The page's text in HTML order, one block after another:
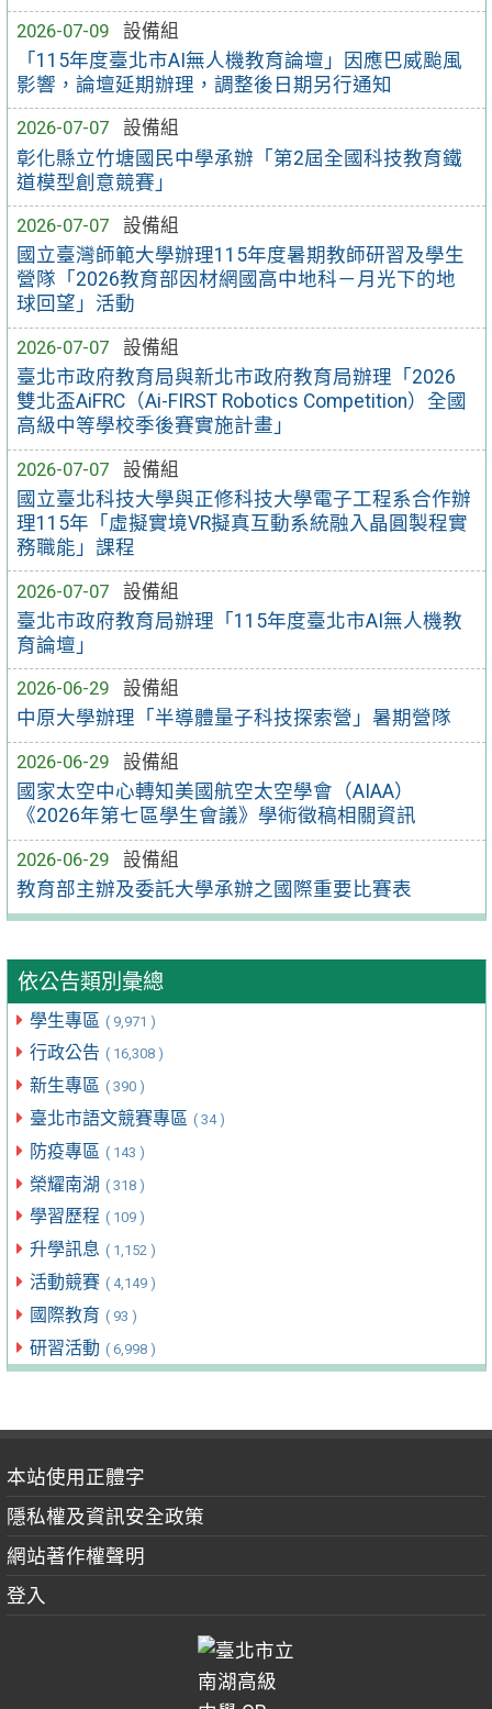
2026-07-09
設備組
「115年度臺北市AI無人機教育論壇」因應巴威颱風
影響，論壇延期辦理，調整後日期另行通知
2026-07-07
設備組
彰化縣立竹塘國民中學承辦「第2屆全國科技教育鐵
道模型創意競賽」
2026-07-07
設備組
國立臺灣師範大學辦理115年度暑期教師研習及學生
營隊「2026教育部因材網國高中地科－月光下的地
球回望」活動
2026-07-07
設備組
臺北市政府教育局與新北市政府教育局辦理「2026
雙北盃AiFRC（Ai-FIRST Robotics Competition）全國
高級中等學校季後賽實施計畫」
2026-07-07
設備組
國立臺北科技大學與正修科技大學電子工程系合作辦
理115年「虛擬實境VR擬真互動系統融入晶圓製程實
務職能」課程
2026-07-07
設備組
臺北市政府教育局辦理「115年度臺北市AI無人機教
育論壇」
2026-06-29
設備組
中原大學辦理「半導體量子科技探索營」暑期營隊
2026-06-29
設備組
國家太空中心轉知美國航空太空學會（AIAA）
《2026年第七區學生會議》學術徵稿相關資訊
2026-06-29
設備組
教育部主辦及委託大學承辦之國際重要比賽表
依公告類別彙總
學生專區 ( 9,971 )
行政公告 ( 16,308 )
新生專區 ( 390 )
臺北市語文競賽專區 ( 34 )
防疫專區 ( 143 )
榮耀南湖 ( 318 )
學習歷程 ( 109 )
升學訊息 ( 1,152 )
活動競賽 ( 4,149 )
國際教育 ( 93 )
研習活動 ( 6,998 )
本站使用正體字
隱私權及資訊安全政策
網站著作權聲明
登入